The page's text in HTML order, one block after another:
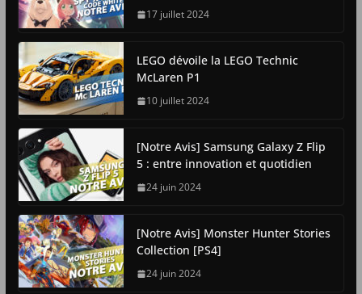
17 juillet 2024
LEGO dévoile la LEGO Technic
McLaren P1
10 juillet 2024
[Notre Avis] Samsung Galaxy Z Flip
5 : entre innovation et quotidien
24 juin 2024
[Notre Avis] Monster Hunter Stories
Collection [PS4]
24 juin 2024